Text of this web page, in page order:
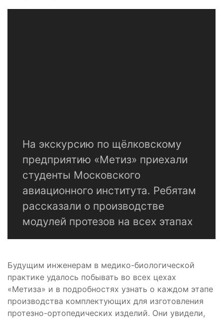
На экскурсию по щёлковскому
предприятию «Метиз» приехали
студенты Московского
авиационного института. Ребятам
рассказали о производстве
модулей протезов на всех этапах
Будущим инженерам в медико-биологической
практике удалось побывать во всех цехах
«Метиза» и в подробностях узнать о каждом этапе
производства комплектующих для изготовления
протезно-ортопедических изделий. Они увидели,